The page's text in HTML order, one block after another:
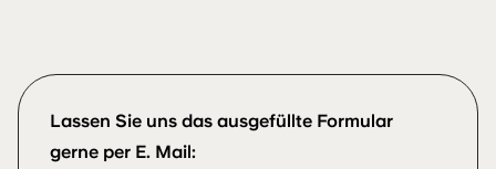
Lassen Sie uns das ausgefüllte Formular
gerne per E. Mail: